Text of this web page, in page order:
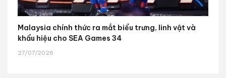
Malaysia chính thức ra mắt biểu trưng, linh vật và
khẩu hiệu cho SEA Games 34
27/07/2026